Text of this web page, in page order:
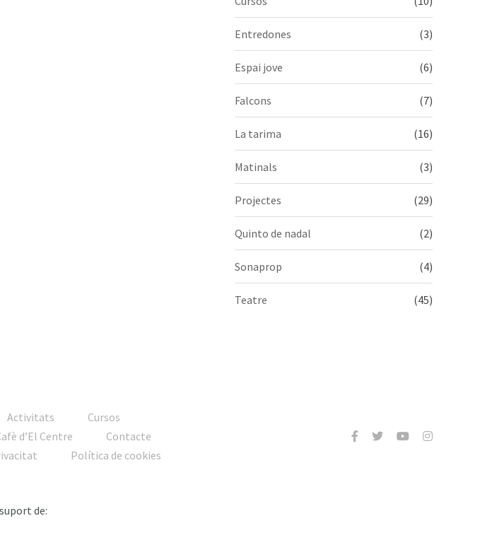
Entredones (3)
Espai jove (6)
Falcons (7)
La tarima (16)
Matinals (3)
Projectes (29)
Quinto de nadal (2)
Sonaprop (4)
Teatre (45)
Activitats
Cursos
d’El Centre
Contacte
Política de cookies
de: